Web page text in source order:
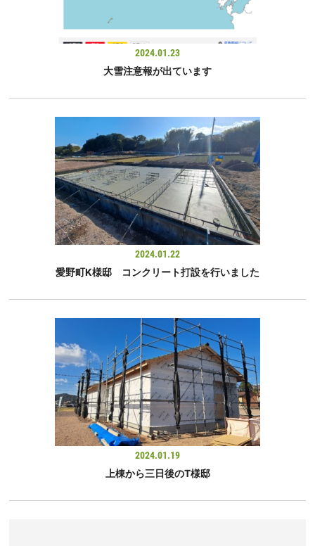
2024.01.23
大雪注意報が出ています
2024.01.22
愛野町K様邸 コンクリート打設を行いました
2024.01.19
上棟から三日後のT様邸